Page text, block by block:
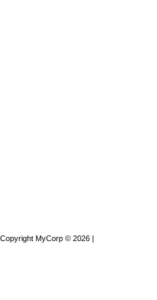
Copyright MyCorp © 2026 |